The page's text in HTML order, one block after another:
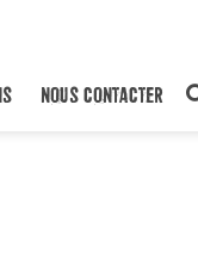
NOUS CONTACTER